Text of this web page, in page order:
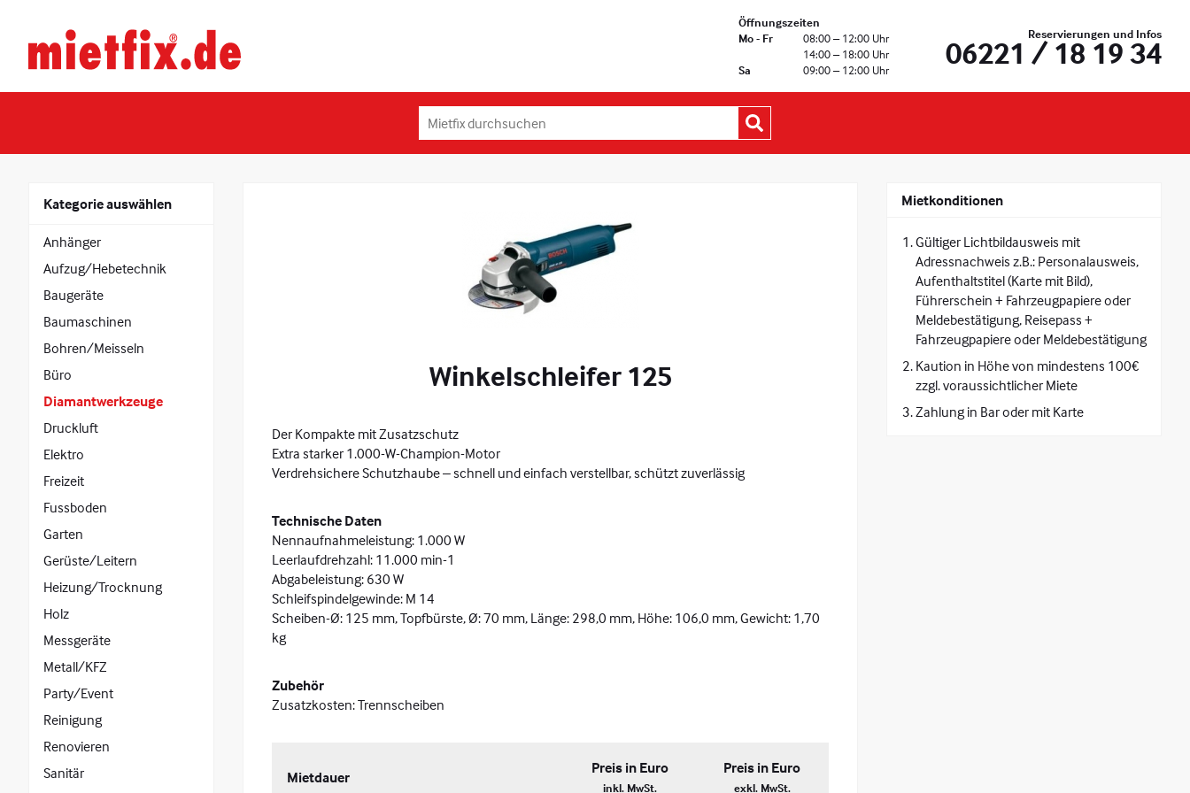
springenGeräte
und
Maschinen
Heidelberg
Öffnungszeiten
Mo - Fr
08:00 – 12:00 Uhr
14:00 – 18:00 Uhr
Sa
09:00 – 12:00 Uhr
Reservierungen und Infos
06221 / 18 19 34
durchsuchen:
Kategorie auswählen
Anhänger
Aufzug/Hebetechnik
Baugeräte
Baumaschinen
Bohren/Meisseln
Büro
Diamantwerkzeuge
Druckluft
Elektro
Freizeit
Fussboden
Garten
Gerüste/Leitern
Heizung/Trocknung
Holz
Messgeräte
Metall/KFZ
Party/Event
Reinigung
Renovieren
Sanitär
Winkelschleifer 125
Der Kompakte mit Zusatzschutz
Extra starker 1.000-W-Champion-Motor
Verdrehsichere Schutzhaube – schnell und einfach verstellbar, schützt zuverlässig
Technische Daten
Nennaufnahmeleistung: 1.000 W
Leerlaufdrehzahl: 11.000 min-1
Abgabeleistung: 630 W
Schleifspindelgewinde: M 14
Scheiben-Ø: 125 mm, Topfbürste, Ø: 70 mm, Länge: 298,0 mm, Höhe: 106,0 mm, Gewicht: 1,70
kg
Zubehör
Zusatzkosten: Trennscheiben
Mietdauer
Preis in Euro
inkl. MwSt.
Preis in Euro
exkl. MwSt.
Mietkonditionen
Gültiger Lichtbildausweis mit
Adressnachweis z.B.: Personalausweis,
Aufenthaltstitel (Karte mit Bild),
Führerschein + Fahrzeugpapiere oder
Meldebestätigung, Reisepass +
Fahrzeugpapiere oder Meldebestätigung
Kaution in Höhe von mindestens 100€
zzgl. voraussichtlicher Miete
Zahlung in Bar oder mit Karte